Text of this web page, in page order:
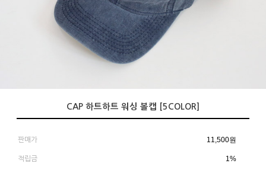
CAP 하트하트 워싱 볼캡 [5COLOR]
판매가 11,500원
적립금 1%